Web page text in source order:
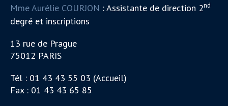
Mme Aurélie COURJON : Assistante de direction 2nd
degré et inscriptions
13 rue de Prague
75012 PARIS
Tél : 01 43 43 55 03 (Accueil)
Fax : 01 43 43 65 85